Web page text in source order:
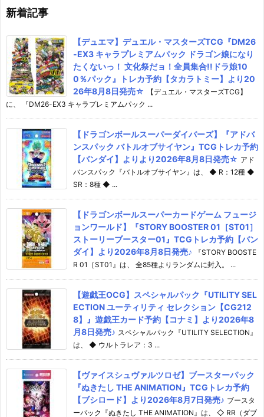
新着記事
【デュエマ】デュエル・マスターズTCG『DM26
-EX3 キャラプレミアムパック ドラゴン娘になり
たくないっ！ 文化祭だョ！全員集合!!ドラ娘10
0％パック』トレカ予約【タカラトミー】より20
26年8月8日発売☆
【デュエル・マスターズTCG】
に、 『DM26-EX3 キャラプレミアムパック ...
【ドラゴンボールスーパーダイバーズ】『アドバ
ンスパック バトルオブサイヤン』TCGトレカ予約
【バンダイ】よりより2026年8月8日発売☆ アド
バンスパック『バトルオブサイヤン』は、 ◆ R：12種 ◆
SR：8種 ◆ ...
【ドラゴンボールスーパーカードゲーム フュージ
ョンワールド】『STORY BOOSTER 01［ST01］
ストーリーブースター01』TCGトレカ予約【バン
ダイ】より2026年8月8日発売♪
『STORY BOOSTE
R 01［ST01』は、 全85種よりランダムに封入。 ...
【遊戯王OCG】スペシャルパック『UTILITY SEL
ECTION ユーティリティ セレクション【CG212
8】』遊戯王カード予約【コナミ】より2026年8
月8日発売♪ スペシャルパック『UTILITY SELECTION』
は、 ◆ ウルトラレア：3 ...
【ヴァイスシュヴァルツロゼ】ブースターパック
『ぬきたし THE ANIMATION』TCGトレカ予約
【ブシロード】より2026年8月7日発売♪ ブースタ
ーパック『ぬきたし THE ANIMATION』は、 ◇ RR（ダブ